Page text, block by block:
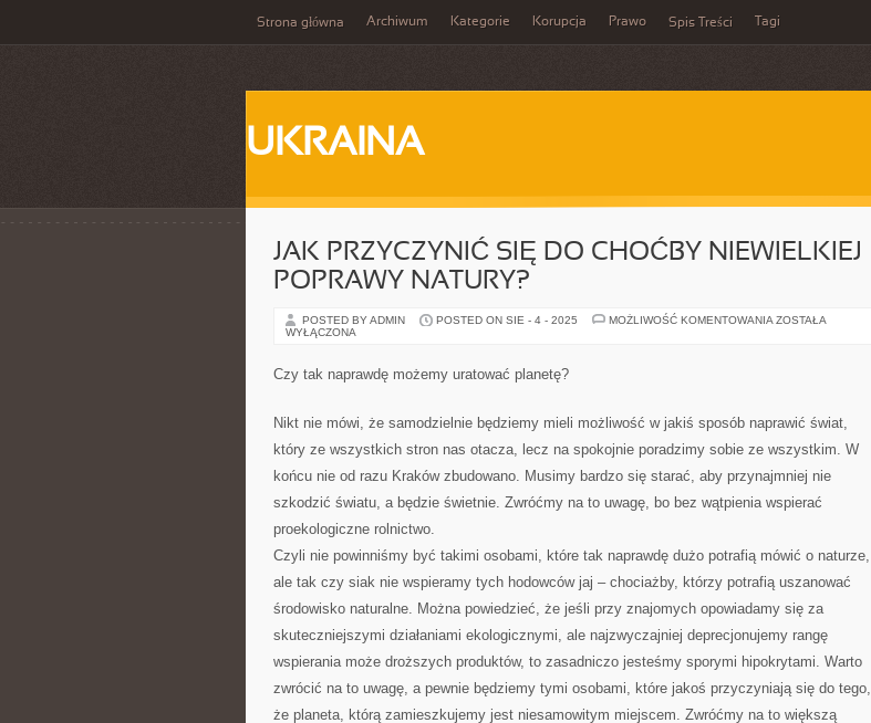
Strona główna Archiwum Kategorie Korupcja Prawo Spis Treści Tagi
UKRAINA
JAK PRZYCZYNIĆ SIĘ DO CHOĆBY NIEWIELKIEJ
POPRAWY NATURY?
POSTED BY ADMIN POSTED ON SIE - 4 - 2025 MOŻLIWOŚĆ KOMENTOWANIA JAK
ZOSTAŁA
WYŁĄCZONA
Czy tak naprawdę możemy uratować planetę?
Nikt nie mówi, że samodzielnie będziemy mieli możliwość w jakiś sposób naprawić świat,
który ze wszystkich stron nas otacza, lecz na spokojnie poradzimy sobie ze wszystkim. W
końcu nie od razu Kraków zbudowano. Musimy bardzo się starać, aby przynajmniej nie
szkodzić światu, a będzie świetnie. Zwróćmy na to uwagę, bo bez wątpienia wspierać
proekologiczne rolnictwo.
Czyli nie powinniśmy być takimi osobami, które tak naprawdę dużo potrafią mówić o naturze,
ale tak czy siak nie wspieramy tych hodowców jaj – chociażby, którzy potrafią uszanować
środowisko naturalne. Można powiedzieć, że jeśli przy znajomych opowiadamy się za
skuteczniejszymi działaniami ekologicznymi, ale najzwyczajniej deprecjonujemy rangę
wspierania może droższych produktów, to zasadniczo jesteśmy sporymi hipokrytami. Warto
zwrócić na to uwagę, a pewnie będziemy tymi osobami, które jakoś przyczyniają się do tego,
że planeta, którą zamieszkujemy jest niesamowitym miejscem. Zwróćmy na to większą